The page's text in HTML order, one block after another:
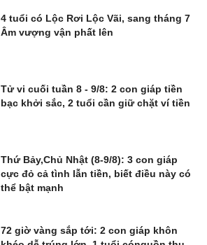
4 tuổi có Lộc Rơi Lộc Vãi, sang tháng 7
Âm vượng vận phất lên
Tử vi cuối tuần 8 - 9/8: 2 con giáp tiền
bạc khởi sắc, 2 tuổi cần giữ chặt ví tiền
Thứ Bảy,Chủ Nhật (8-9/8): 3 con giáp
cực đỏ cả tình lẫn tiền, biết điều này có
thể bật mạnh
72 giờ vàng sắp tới: 2 con giáp khôn